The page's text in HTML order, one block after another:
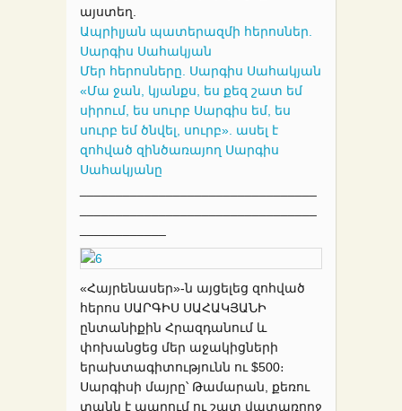
այստեղ.
Ապրիլյան պատերազմի հերոսներ.
Սարգիս Սահակյան
Մեր հերոսները. Սարգիս Սահակյան
«Մա ջան, կյանքս, ես քեզ շատ եմ
սիրում, ես սուրբ Սարգիս եմ, ես
սուրբ եմ ծնվել, սուրբ». ասել է
զոհված զինծառայող Սարգիս
Սահակյանը
«Հայրենասեր»-ն այցելեց զոհված
հերոս ՍԱՐԳԻՍ ՍԱՀԱԿՅԱՆԻ
ընտանիքին Հրազդանում և
փոխանցեց մեր աջակիցների
երախտագիտությունն ու $500։
Սարգիսի մայրը՝ Թամարան, քեռու
տանն է ապրում ու շատ վատառողջ